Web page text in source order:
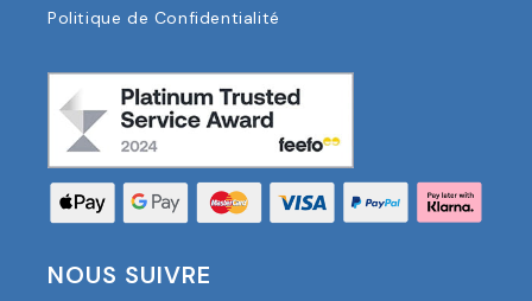
Politique de Confidentialité
NOUS SUIVRE